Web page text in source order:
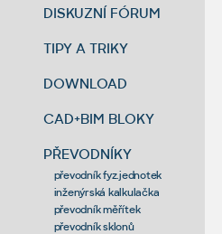
DISKUZNÍ FÓRUM
TIPY A TRIKY
DOWNLOAD
CAD+BIM BLOKY
PŘEVODNÍKY
převodník fyz.jednotek
inženýrská kalkulačka
převodník měřítek
převodník sklonů